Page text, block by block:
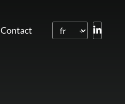
Contact